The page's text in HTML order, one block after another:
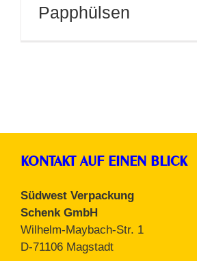
Papphülsen
KONTAKT AUF EINEN BLICK
Südwest Verpackung
Schenk GmbH
Wilhelm-Maybach-Str. 1
D-71106 Magstadt